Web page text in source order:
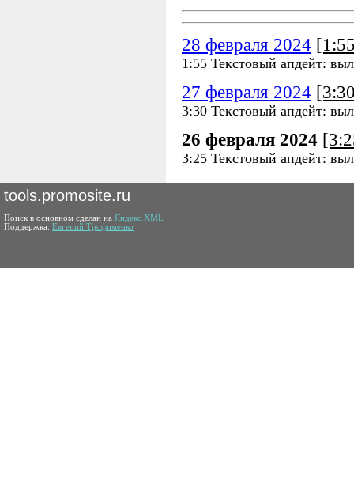
28 февраля 2024
1:55 Текстовый апдейт:
27 февраля 2024
3:30 Текстовый апдейт:
26 февраля 2024
3:25 Текстовый апдейт:
tools.promosite.ru
Поиск в основном сделан на Яндекс.XML
Поддержка: Евгений Трофименко